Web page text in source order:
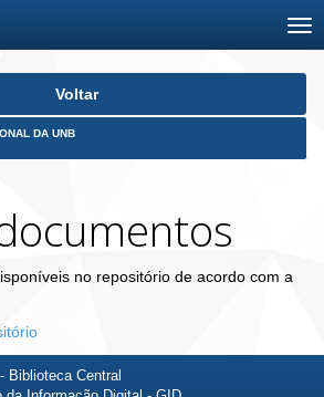
Voltar
DA UNB
no repositório de acordo com a
Biblioteca Central